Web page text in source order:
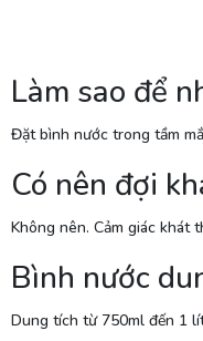
Làm sao để
Đặt bình nước trong tầm
Có nên đợi
Không nên. Cảm giác khát
Bình nước
Dung tích từ 750ml đến 1